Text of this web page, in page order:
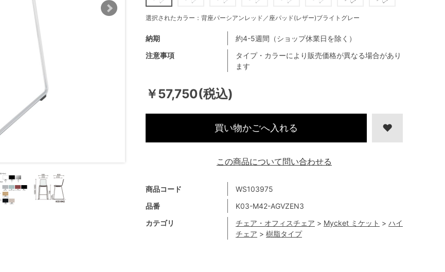
￥57,750(税込)
商品コード
WS103975
品番
K03-M42-AGVZEN3
カテゴリ
チェア・オフィスチェア > Mycket ミケット > ハイ
チェア > 樹脂タイプ
注意事項
タイプ・カラーにより販売価格が異なる場合があり
ます
納期 約4-5週間（ショップ休業日を除く）
選択されたカラー：背座パーシアンレッド／座パッド(レザー)ブライトグレー
買い物かごへ入れる
この商品について問い合わせる